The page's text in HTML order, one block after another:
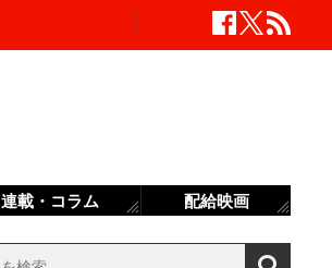
連載・コラム 配給映画